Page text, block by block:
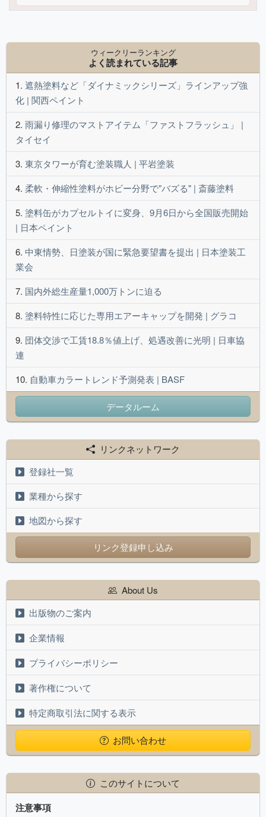
ウィークリーランキング
よく読まれている記事
遮熱塗料など「ダイナミックシリーズ」ラインアップ強
化 | 関西ペイント
雨漏り修理のマストアイテム「ファストフラッシュ」 |
タイセイ
東京タワーが育む塗装職人 | 平岩塗装
柔軟・伸縮性塗料がホビー分野で"バズる" | 斎藤塗料
塗料缶がカプセルトイに変身、9月6日から全国販売開始
| 日本ペイント
中東情勢、日塗装が国に緊急要望書を提出 | 日本塗装工
業会
国内外総生産量1,000万トンに迫る
塗料特性に応じた専用エアーキャップを開発 | グラコ
団体交渉で工賃18.8％値上げ、処遇改善に光明 | 日車協
連
自動車カラートレンド予測発表 | BASF
データルーム
リンクネットワーク
登録社一覧
業種から探す
地図から探す
リンク登録申し込み
About Us
出版物のご案内
企業情報
プライバシーポリシー
著作権について
特定商取引法に関する表示
お問い合わせ
このサイトについて
注意事項